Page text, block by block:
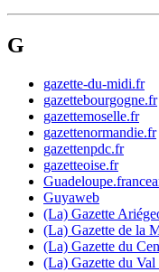
G
gazette-du-midi.fr
gazettebourgogne.fr
gazettemoselle.fr
gazettenormandie.fr
gazettenpdc.fr
gazetteoise.fr
Guyaweb
(La) Gazette
(La) Gazette de la
(La) Gazette du
(La) Gazette du Val